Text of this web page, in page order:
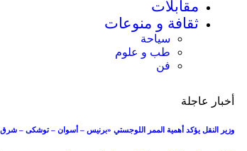
مقابلات
ثقافة و منوعات
سياحة
طب و علوم
فن
أخبار عاجلة
وزير النقل يؤكد أهمية الممر اللوجستي «برنيس – أسوان – توشكى – شرق